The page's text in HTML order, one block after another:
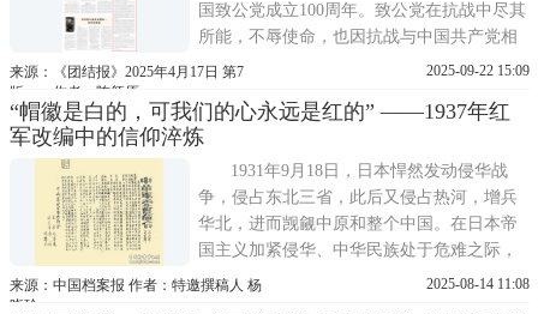
国致公党成立100周年。致公党在抗战中尽其
所能，不辱使命，也因抗战与中国共产党相
识、相知。20世纪三四十年代，参与和支持
内战、共御外侮致公党是由美洲洪门致公堂
发起组建的，秉承了洪门宗旨，支持国内建
设，参与国内
来源：《团结报》2025年4月17日 第7
版 作者：陈颂原
2025-09-22 15:09
“帽徽是白的，可我们的心永远是红的” ——1937年红
军改编中的信仰淬炼
1931年9月18日，日本悍然发动侵华战
争，侵占东北三省，此后又侵占热河，增兵
华北，进而觊觎中原和整个中国。在日本帝
国主义加紧侵华、中华民族处于危难之际，
中国共产党高举民族解放的伟大旗帜，为建
来源：中国档案报 作者：特邀撰稿人 杨
晓玲
2025-08-14 11:08